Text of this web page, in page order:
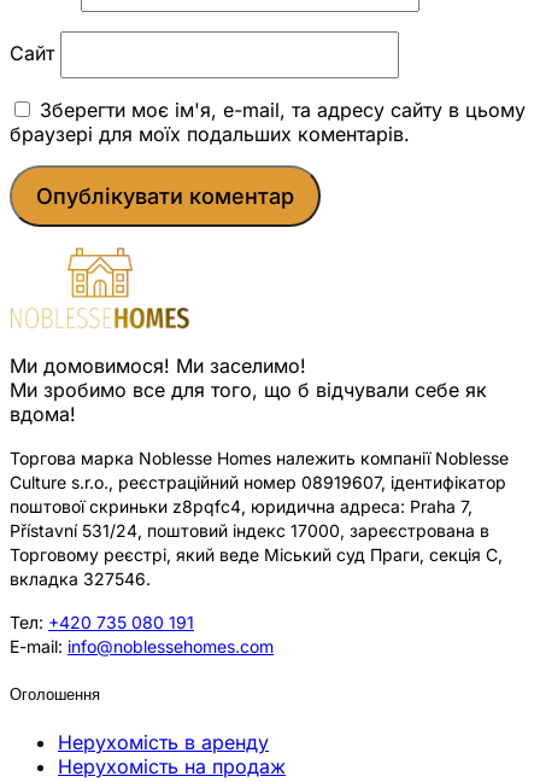
Сайт
Зберегти моє ім'я, e-mail, та адресу сайту в цьому
браузері для моїх подальших коментарів.
Ми домовимося! Ми заселимо!
Ми зробимо все для того, що б відчували себе як
вдома!
Торгова марка Noblesse Homes належить компанії Noblesse
Culture s.r.o., реєстраційний номер 08919607, ідентифікатор
поштової скриньки z8pqfc4, юридична адреса: Praha 7,
Přístavní 531/24, поштовий індекс 17000, зареєстрована в
Торговому реєстрі, який веде Міський суд Праги, секція C,
вкладка 327546.
Тел: +420 735 080 191
E-mail: info@noblessehomes.com
Оголошення
Нерухомість в аренду
Нерухомість на продаж